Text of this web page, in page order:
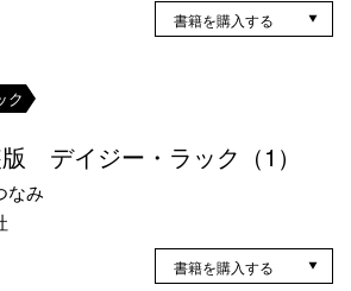
書籍を購入する
ク
デイジー・ラック（1）
なみ
書籍を購入する